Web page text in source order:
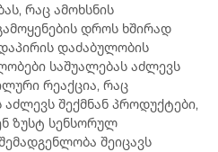
რაც ამოხსნის
დროს ხშირად
დაძაბულობის
საშუალებას აძლევს
რეაქცია, რაც
შექმნან პროდუქტები,
ზუსტ სენსორულ
შეიცავს